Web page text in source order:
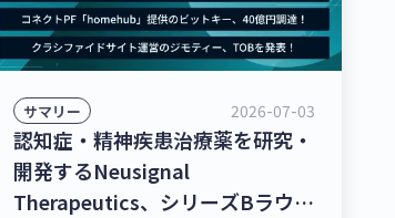
サマリー 2026-07-03
認知症・精神疾患治療薬を研究・
開発するNeusignal
Therapeutics、シリーズBラウン